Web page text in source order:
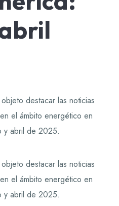
destacar las noticias
el ámbito energético en
y abril de 2025.
destacar las noticias
el ámbito energético en
y abril de 2025.